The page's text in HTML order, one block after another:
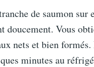
de saumon sur
doucement. Vous
nets et bien formés.
minutes au